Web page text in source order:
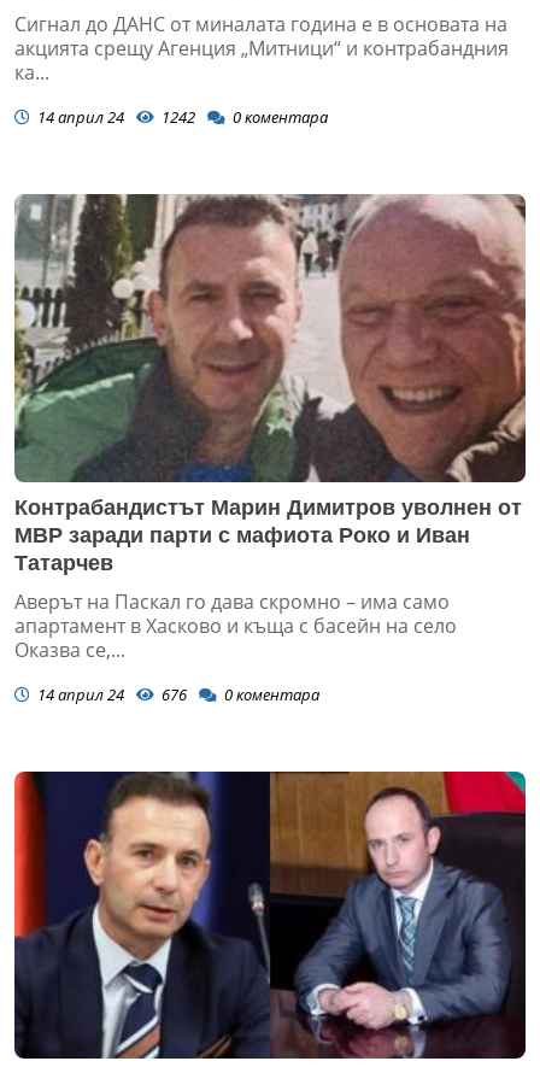
Броили 300 бона, за да го направят шеф на
полицията (СНИМКИ)
Сигнал до ДАНС от миналата година е в основата на
акцията срещу Агенция „Митници“ и контрабандния
ка...
14 април 24 1242 0коментара
Контрабандистът Марин Димитров уволнен от
МВР заради парти с мафиота Роко и Иван
Татарчев
Аверът на Паскал го дава скромно – има само
апартамент в Хасково и къща с басейн на село
Оказва се,...
14 април 24 676 0коментара